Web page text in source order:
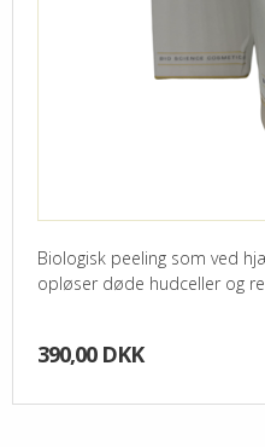
Biologisk peeling som ved
opløser døde hudceller og
390,00 DKK